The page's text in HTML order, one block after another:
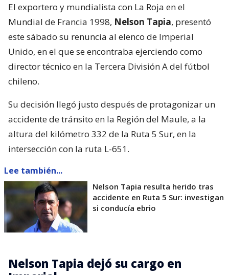
El exportero y mundialista con La Roja en el
Mundial de Francia 1998, Nelson Tapia, presentó
este sábado su renuncia al elenco de Imperial
Unido, en el que se encontraba ejerciendo como
director técnico en la Tercera División A del fútbol
chileno.
Su decisión llegó justo después de protagonizar un
accidente de tránsito en la Región del Maule, a la
altura del kilómetro 332 de la Ruta 5 Sur, en la
intersección con la ruta L-651.
Lee también...
Nelson Tapia resulta herido tras
accidente en Ruta 5 Sur: investigan
si conducía ebrio
Nelson Tapia dejó su cargo en